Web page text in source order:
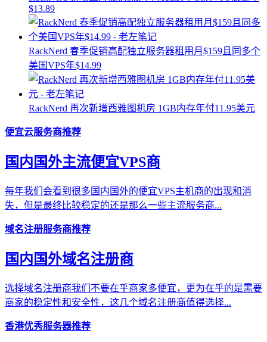
$13.89
RackNerd 春季促销高配独立服务器租用月$159且同多个
美国VPS年$14.99
RackNerd 再次新增西雅图机房 1GB内存年付11.95美元
便宜云服务商推荐
国内国外主流便宜VPS商
每年我们会看到很多国内国外的便宜VPS主机商的出现和消
失，但是最终比较稳定的还是那么一些主流服务商...
域名注册服务商推荐
国内国外域名注册商
选择域名注册商我们不要在乎商家多便宜，更为在乎的是需要
商家的稳定性和安全性，这几个域名注册商值得选择...
香港优秀服务器推荐